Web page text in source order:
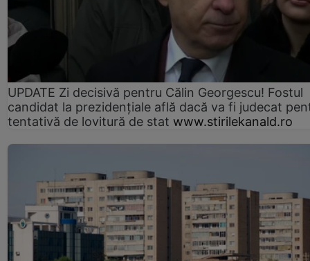
UPDATE Zi decisivă pentru Călin Georgescu! Fostul
candidat la prezidențiale află dacă va fi judecat
tentativă de lovitură de stat www.stirilekanald.ro